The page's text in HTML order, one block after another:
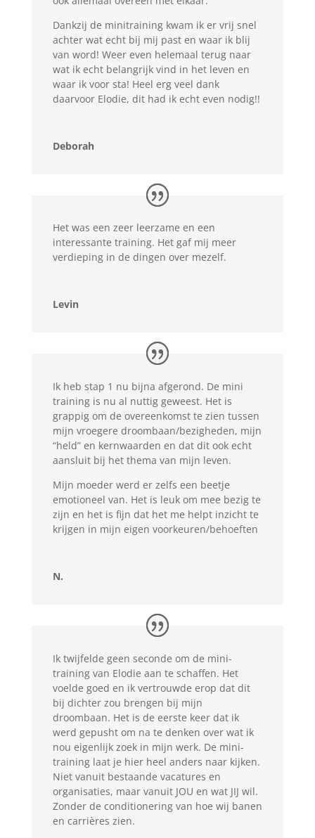
Dankzij de minitraining kwam ik er vrij snel
achter wat echt bij mij past en waar ik blij
van word! Weer even helemaal terug naar
wat ik echt belangrijk vind in het leven en
waar ik voor sta! Heel erg veel dank
daarvoor Elodie, dit had ik echt even nodig!!
Deborah
Het was een zeer leerzame en een
interessante training. Het gaf mij meer
verdieping in de dingen over mezelf.
Levin
Ik heb stap 1 nu bijna afgerond. De mini
training is nu al nuttig geweest. Het is
grappig om de overeenkomst te zien tussen
mijn vroegere droombaan/bezigheden, mijn
“held” en kernwaarden en dat dit ook echt
aansluit bij het thema van mijn leven.
Mijn moeder werd er zelfs een beetje
emotioneel van. Het is leuk om mee bezig te
zijn en het is fijn dat het me helpt inzicht te
krijgen in mijn eigen voorkeuren/behoeften
N.
Ik twijfelde geen seconde om de mini-
training van Elodie aan te schaffen. Het
voelde goed en ik vertrouwde erop dat dit
bij dichter zou brengen bij mijn
droombaan. Het is de eerste keer dat ik
werd gepusht om na te denken over wat ik
nou eigenlijk zoek in mijn werk. De mini-
training laat je hier heel anders naar kijken.
Niet vanuit bestaande vacatures en
organisaties, maar vanuit JOU en wat JIJ wil.
Zonder de conditionering van hoe wij banen
en carrières zien.